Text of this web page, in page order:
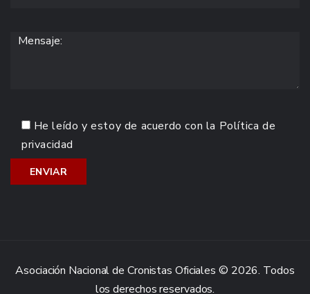
He leído y estoy de acuerdo con la Política de
privacidad
Asociación Nacional de Cronistas Oficiales © 2026. Todos
los derechos reservados.